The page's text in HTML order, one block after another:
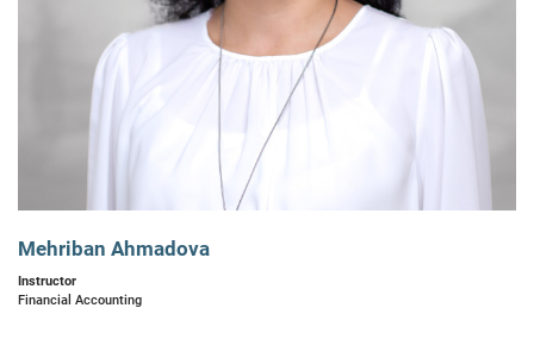
Mehriban Ahmadova
Instructor
Financial Accounting